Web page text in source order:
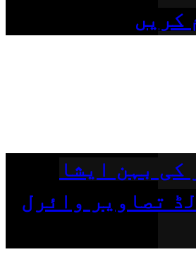
کریں
کی بہن ایشا
تصاویر وائرل